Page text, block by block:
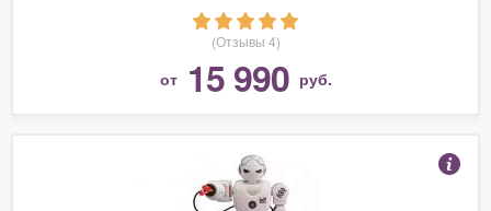
(Отзывы 4)
от 15 990 руб.